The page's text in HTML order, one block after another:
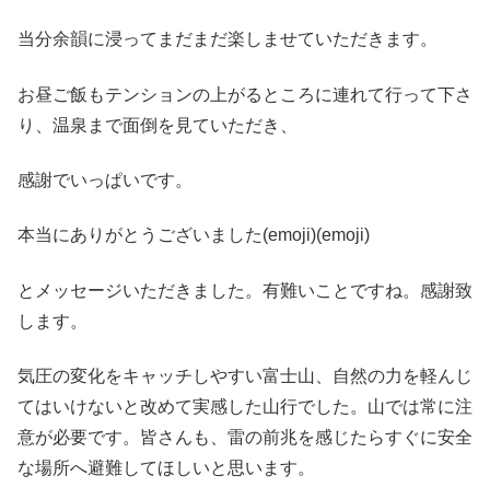
当分余韻に浸ってまだまだ楽しませていただきます。
お昼ご飯もテンションの上がるところに連れて行って下さ
り、温泉まで面倒を見ていただき、
感謝でいっぱいです。
本当にありがとうございました(emoji)(emoji)
とメッセージいただきました。有難いことですね。感謝致
します。
気圧の変化をキャッチしやすい富士山、自然の力を軽んじ
てはいけないと改めて実感した山行でした。山では常に注
意が必要です。皆さんも、雷の前兆を感じたらすぐに安全
な場所へ避難してほしいと思います。